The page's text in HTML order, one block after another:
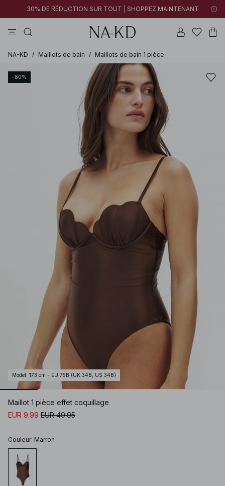
30% DE RÉDUCTION SUR TOUT | SHOPPEZ MAINTENANT
NA-KD / Maillots de bain / Maillots de bain 1 pièce
-80%
Model : 173 cm - EU 75B (UK 34B, US 34B)
Maillot 1 pièce effet coquillage
EUR 9.99 EUR 49.95
Couleur: Marron